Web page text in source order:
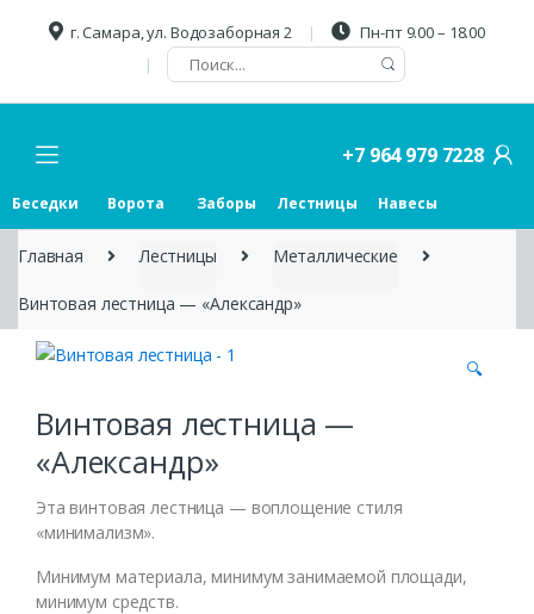
г. Самара, ул. Водозаборная 2 Пн-пт 9.00 – 18.00
+7 964 979 7228
Беседки Ворота Заборы Лестницы Навесы
Главная Лестницы Металлические
Винтовая лестница — «Александр»
🔍
Винтовая лестница —
«Александр»
Эта винтовая лестница — воплощение стиля
«минимализм».
Минимум материала, минимум занимаемой площади,
минимум средств.